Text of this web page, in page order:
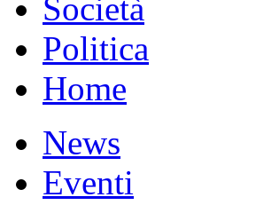
Società
Politica
Home
News
Eventi